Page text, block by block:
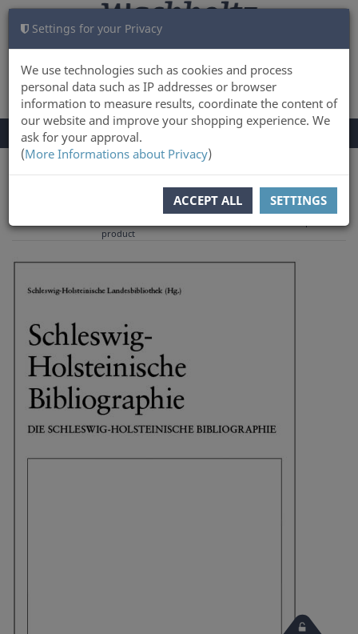
Settings for your Privacy
We use technologies such as cookies and process
personal data such as IP addresses or browser
information to measure results, coordinate the content of
our website and improve your shopping experience. We
ask for your approval.
(More Informations about Privacy)
ACCEPT ALL SETTINGS
LOG IN CART 0
TOGGLE
NAVIGATION
Menu
product